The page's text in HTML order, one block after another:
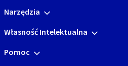
Narzędzia
Własność Intelektualna
Pomoc